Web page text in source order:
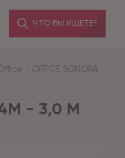
ЧТО ВЫ ИЩЕТЕ?
- OFFICE SONORA
- 3,0 М